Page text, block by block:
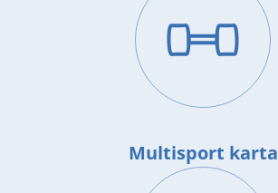
Multisport karta
Image